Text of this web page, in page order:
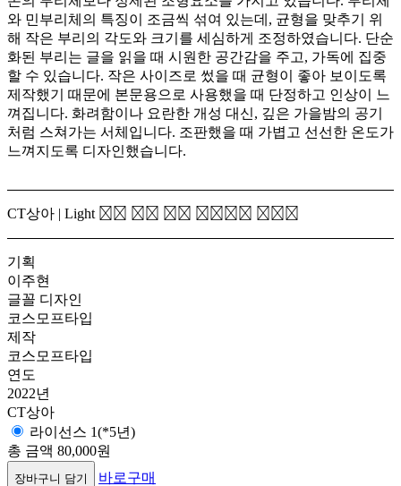
와 민부리체의 특징이 조금씩 섞여 있는데, 균형을 맞추기 위
해 작은 부리의 각도와 크기를 세심하게 조정하였습니다. 단순
화된 부리는 글을 읽을 때 시원한 공간감을 주고, 가독에 집중
할 수 있습니다. 작은 사이즈로 썼을 때 균형이 좋아 보이도록
제작했기 때문에 본문용으로 사용했을 때 단정하고 인상이 느
껴집니다. 화려함이나 요란한 개성 대신, 깊은 가을밤의 공기
처럼 스쳐가는 서체입니다. 조판했을 때 가볍고 선선한 온도가
느껴지도록 디자인했습니다.
CT상아 | Light 모진 바람 5월 꽃봉오리 떨구고
기획
이주현
글꼴 디자인
코스모프타입
제작
코스모프타입
연도
2022년
CT상아
라이선스 1(*5년)
총 금액 80,000원
장바구니 담기 바로구매